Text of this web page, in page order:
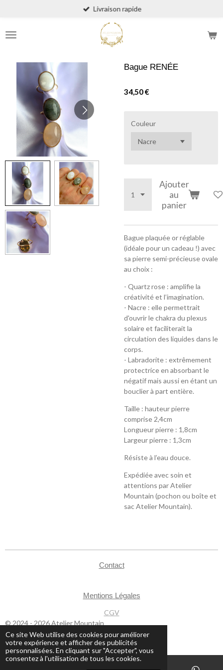
Ce site Web utilise des cookies pour améliorer
votre expérience et afficher des publicités
personnalisées. En cliquant sur "Accepter", vous
consentez à l'utilisation de tous les cookies.
contenu
principal
Livraison rapide
Bague RENÉE
34,50 €
Couleur
Ajouter
au
panier
Bague plaquée or réglable
(idéale pour un cadeau !) avec
sa pierre semi-précieuse ovale
au choix :
- Quartz rose : amplifie la
créativité et l’imagination.
- Nacre : elle permettrait
d'ouvrir le chakra du plexus
solaire et faciliterait la
circulation des liquides dans le
corps.
- Labradorite : extrêmement
protectrice en absorbant le
négatif mais aussi en étant un
bouclier à part entière.
Taille : hauteur pierre
comprise 2,4cm
Longueur pierre : 1,8cm
Largeur pierre : 1,3cm
Résiste à l’eau douce.
Expédiée avec soin et
attentions par Atelier
Mountain (pochon ou boîte et
sac Atelier Mountain).
Contact
Mentions Légales
CGV
© 2024 - 2026 Atelier Mountain